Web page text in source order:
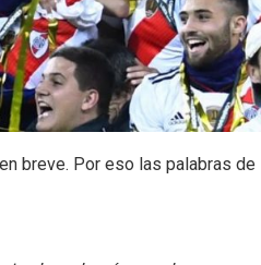
breve. Por eso las palabras de